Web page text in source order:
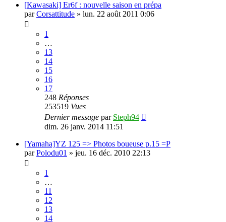
[Kawasaki] Er6f : nouvelle saison en prépa
parCorsattitude » lun. 22 août 2011 0:06
1
…
13
14
15
16
17
248 Réponses
253519 Vues
Dernier message par Steph94
dim. 26 janv. 2014 11:51
[Yamaha]YZ 125 => Photos boueuse p.15 =P
parPolodu01 » jeu. 16 déc. 2010 22:13
1
…
11
12
13
14